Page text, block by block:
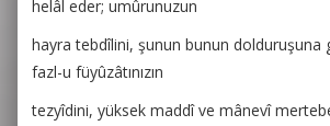
helâl eder; umûrunuzun
hayra tebdîlini, şunun bunun dolduruşuna
fazl-u füyûzâtınızın
tezyîdini, yüksek maddî ve mânevî